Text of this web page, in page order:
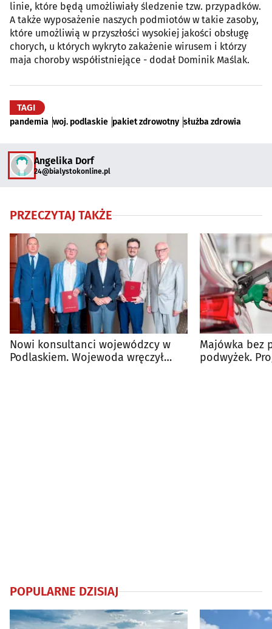
linie, które będą umożliwiały śledzenie tzw. przypadków.
A także wyposażenie naszych podmiotów w takie zasoby,
które umożliwią w przyszłości wysokiej jakości obsługę
chorych, u których wykryto zakażenie wirusem i którzy
maja choroby współistniejące - dodał Dominik Maślak.
TAGI
pandemia woj. podlaskie pakiet zdrowotny służba zdrowia
Angelika Dorf
24@bialystokonline.pl
PRZECZYTAJ TAKŻE
Nowi konsultanci wojewódzcy w
Podlaskiem. Wojewoda wręczył
Majówka bez
podwyżek.
POPULARNE DZISIAJ